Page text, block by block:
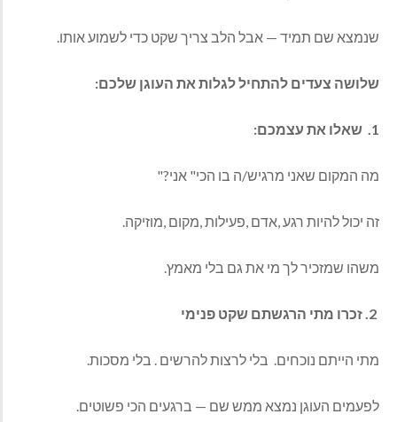
שנמצא‭ ‬שם‭ ‬תמיד‭ ‬‮—‬‭ ‬אבל‭ ‬הלב‭ ‬צריך‭ ‬שקט‭ ‬כדי‭ ‬לשמוע‭ ‬אותו‭.‬
שלושה‭ ‬צעדים‭ ‬להתחיל‭ ‬לגלות‭ ‬את‭ ‬העוגן‭ ‬שלכם‭:‬
1. ‬ שאלו‭ ‬את‭ ‬עצמכם‭:‬
מה‭ ‬המקום‭ ‬שאני‭ ‬מרגיש‭/‬ה‭ ‬בו‭ ‬הכי‭ "‬אני‭"?‬
זה‭ ‬יכול‭ ‬להיות‭ ‬רגע‭, ‬אדם‭, ‬פעילות‭, ‬מקום‭, ‬מוזיקה‭.‬
משהו‭ ‬שמזכיר‭ ‬לך‭ ‬מי‭ ‬את‭ ‬גם‭ ‬בלי‭ ‬מאמץ‭.‬
2‭ ‬. זכרו‭ ‬מתי‭ ‬הרגשתם‭ ‬שקט‭ ‬פנימי
מתי‭ ‬הייתם‭ ‬נוכחים. ‬ בלי‭ ‬לרצות‭ ‬להרשים‭ . ‬בלי‭ ‬מסכות‭.‬
לפעמים‭ ‬העוגן‭ ‬נמצא‭ ‬ממש‭ ‬שם‭ ‬‮—‬‭ ‬ברגעים‭ ‬הכי‭ ‬פשוטים‭.‬